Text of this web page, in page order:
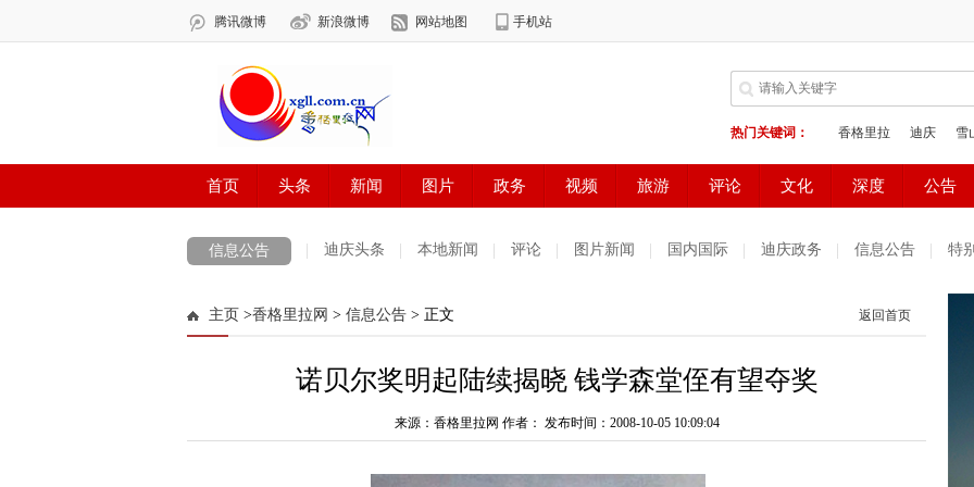
信息公告 迪庆头条 本地新闻 评论 图片新闻 国内国际 迪庆政务 信息公告 特
主页 >香格里拉网 > 信息公告 > 正文 返回首页
诺贝尔奖明起陆续揭晓 钱学森堂侄有望夺奖
来源：香格里拉网 作者： 发布时间：2008-10-05 10:09:04